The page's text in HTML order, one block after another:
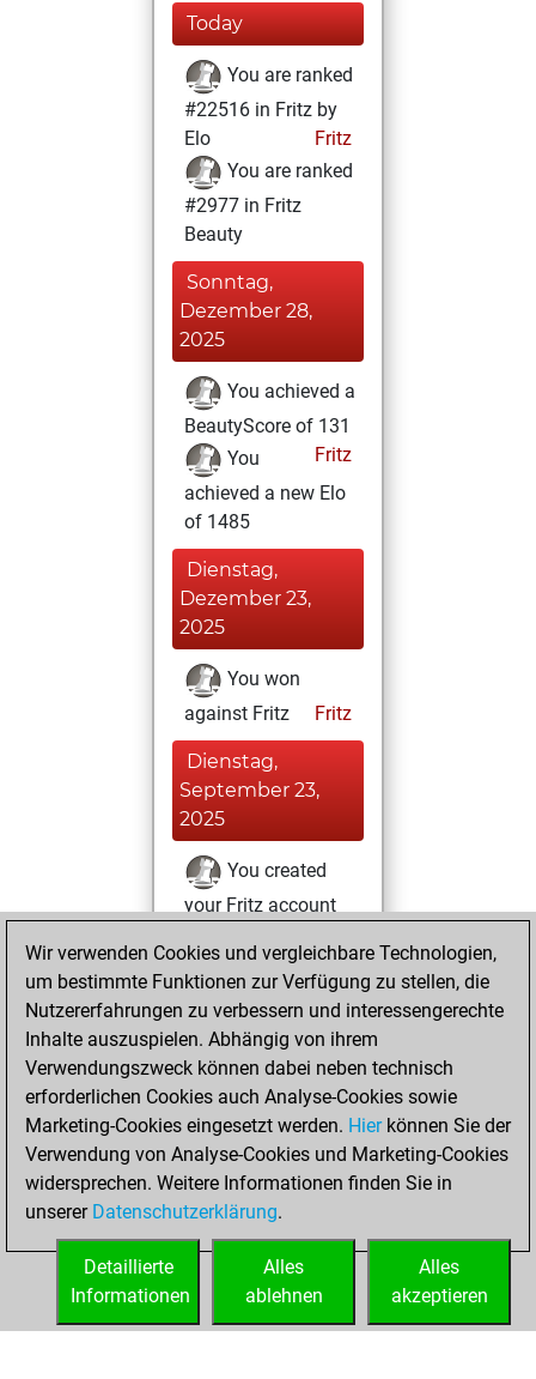
Today
You are ranked
#22516 in Fritz by
Elo
Fritz
You are ranked
#2977 in Fritz
Beauty
Sonntag,
Dezember 28,
2025
You achieved a
BeautyScore of 131
Fritz
You
achieved a new Elo
of 1485
Dienstag,
Dezember 23,
2025
You won
against Fritz
Fritz
Dienstag,
September 23,
2025
You created
your Fritz account
Sonntag,
Juni 29, 2025
You totalled 30
tactics positions
Tactics
You
solved 15 tactics
positions
You achieved
tactics positions
Wir verwenden Cookies und vergleichbare Technologien,
um bestimmte Funktionen zur Verfügung zu stellen, die
Nutzererfahrungen zu verbessern und interessengerechte
Inhalte auszuspielen. Abhängig von ihrem
Verwendungszweck können dabei neben technisch
erforderlichen Cookies auch Analyse-Cookies sowie
Marketing-Cookies eingesetzt werden. Hierkönnen Sie der
Verwendung von Analyse-Cookies und Marketing-Cookies
widersprechen. Weitere Informationen finden Sie in
unserer Datenschutzerklärung.
Alles
akzeptieren
Alles
ablehnen
Detaillierte
Informationen